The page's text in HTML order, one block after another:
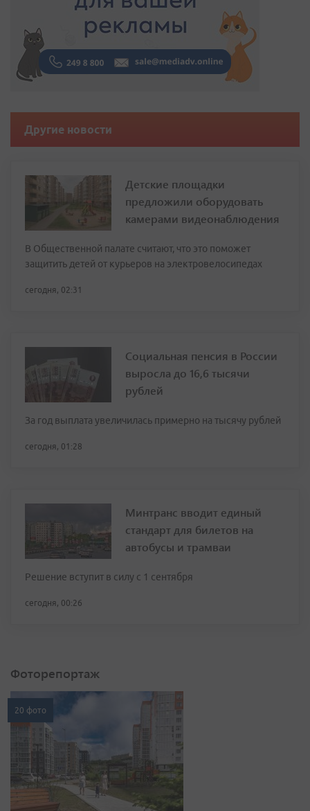
Другие новости
Детские площадки
предложили оборудовать
камерами видеонаблюдения
В Общественной палате считают, что это поможет
защитить детей от курьеров на электровелосипедах
сегодня, 02:31
Социальная пенсия в России
выросла до 16,6 тысячи
рублей
За год выплата увеличилась примерно на тысячу рублей
сегодня, 01:28
Минтранс вводит единый
стандарт для билетов на
автобусы и трамваи
Решение вступит в силу с 1 сентября
сегодня, 00:26
Фоторепортаж
20 фото